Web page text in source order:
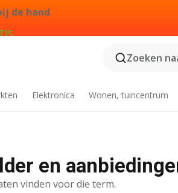
de hand
Zoeken
Elektronica Wonen, tuincentrum
en
vinden voor die term.